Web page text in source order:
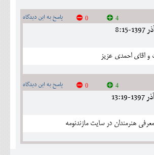
پاسخ به این دیدگاه 4
0
و اقای احمدی عزیز
پاسخ به این دیدگاه 4
0
هنرمندان در سایت مازندنومه